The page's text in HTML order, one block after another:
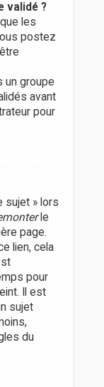
validé ?
les
postez
un groupe
avant
pour
sujet » lors
le
page.
lien, cela
pour
Il est
sujet
du